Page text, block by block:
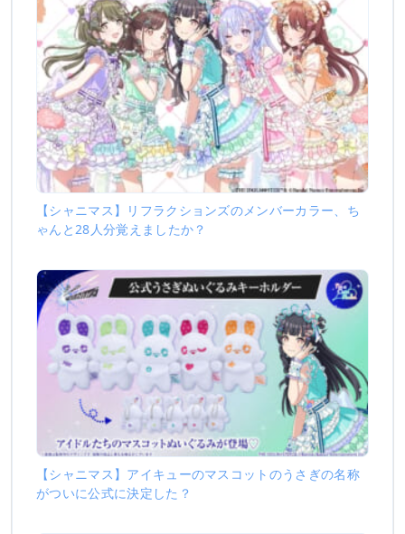
【シャニマス】リフラクションズのメンバーカラー、ち
ゃんと28人分覚えましたか？
【シャニマス】アイキューのマスコットのうさぎの名称
がついに公式に決定した？